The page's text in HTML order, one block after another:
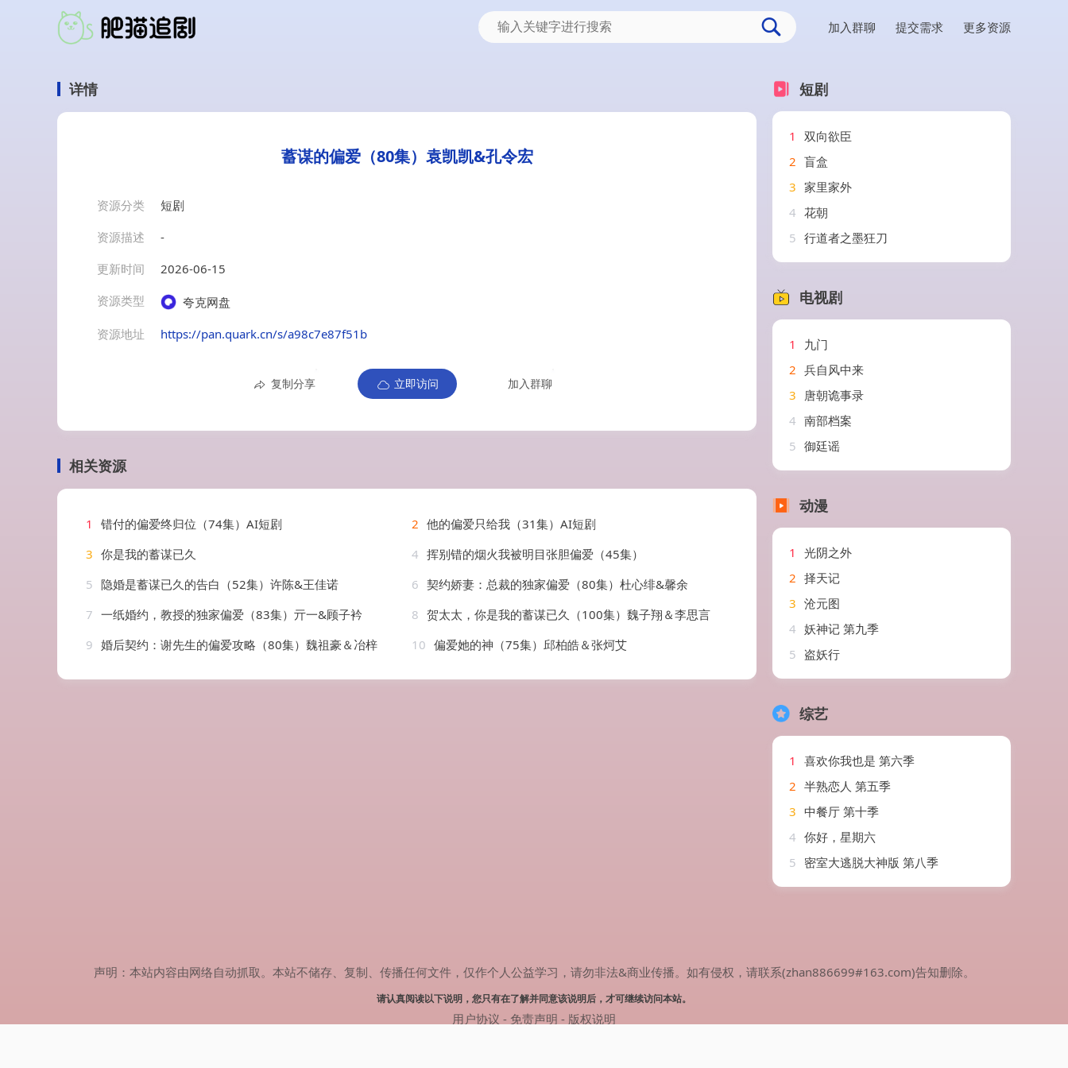
加入群聊 提交需求 更多资源
详情
蓄谋的偏爱（80集）袁凯凯&孔令宏
资源分类
短剧
资源描述
-
更新时间
2026-06-15
资源类型
夸克网盘
资源地址
https://pan.quark.cn/s/a98c7e87f51b
复制分享 立即访问 加入群聊
相关资源
1 错付的偏爱终归位（74集）AI短剧 2 他的偏爱只给我（31集）AI短剧
3 你是我的蓄谋已久 4 挥别错的烟火我被明目张胆偏爱（45集）
5 隐婚是蓄谋已久的告白（52集）许陈&王佳诺 6 契约娇妻：总裁的独家偏爱（80集）杜心绯&馨余
7 一纸婚约，教授的独家偏爱（83集）亓一&顾子衿 8 贺太太，你是我的蓄谋已久（100集）魏子翔＆李思言
9 婚后契约：谢先生的偏爱攻略（80集）魏祖豪＆冶梓 10 偏爱她的神（75集）邱柏皓＆张炣艾
短剧
1
双向欲臣
2 盲盒
3 家里家外
4 花朝
5 行道者之墨狂刀
电视剧
1
九门
2 兵自风中来
3 唐朝诡事录
4 南部档案
5 御廷谣
动漫
1
光阴之外
2 择天记
3 沧元图
4 妖神记 第九季
5 盗妖行
综艺
1
喜欢你我也是 第六季
2 半熟恋人 第五季
3 中餐厅 第十季
4 你好，星期六
5 密室大逃脱大神版 第八季
声明：本站内容由网络自动抓取。本站不储存、复制、传播任何文件，仅作个人公益学习，请勿非法&商业传播。如有侵权，请联系(zhan886699#163.com)告知删除。
请认真阅读以下说明，您只有在了解并同意该说明后，才可继续访问本站。
用户协议 - 免责声明 - 版权说明